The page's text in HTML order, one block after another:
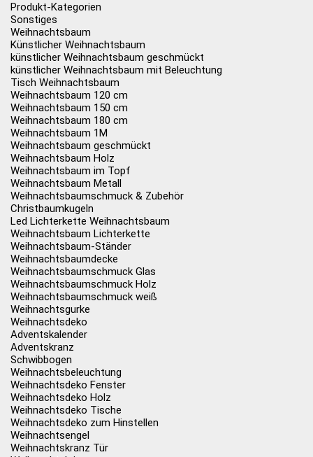
Produkt-Kategorien
Sonstiges
Weihnachtsbaum
Künstlicher Weihnachtsbaum
künstlicher Weihnachtsbaum geschmückt
künstlicher Weihnachtsbaum mit Beleuchtung
Tisch Weihnachtsbaum
Weihnachtsbaum 120 cm
Weihnachtsbaum 150 cm
Weihnachtsbaum 180 cm
Weihnachtsbaum 1M
Weihnachtsbaum geschmückt
Weihnachtsbaum Holz
Weihnachtsbaum im Topf
Weihnachtsbaum Metall
Weihnachtsbaumschmuck & Zubehör
Christbaumkugeln
Led Lichterkette Weihnachtsbaum
Weihnachtsbaum Lichterkette
Weihnachtsbaum-Ständer
Weihnachtsbaumdecke
Weihnachtsbaumschmuck Glas
Weihnachtsbaumschmuck Holz
Weihnachtsbaumschmuck weiß
Weihnachtsgurke
Weihnachtsdeko
Adventskalender
Adventskranz
Schwibbogen
Weihnachtsbeleuchtung
Weihnachtsdeko Fenster
Weihnachtsdeko Holz
Weihnachtsdeko Tische
Weihnachtsdeko zum Hinstellen
Weihnachtsengel
Weihnachtskranz Tür